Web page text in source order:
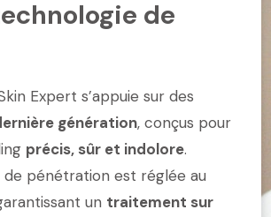
de
Expert s’appuie sur des
génération, conçus pour
précis, sûr et indolore.
de pénétration est réglée au
un traitement sur